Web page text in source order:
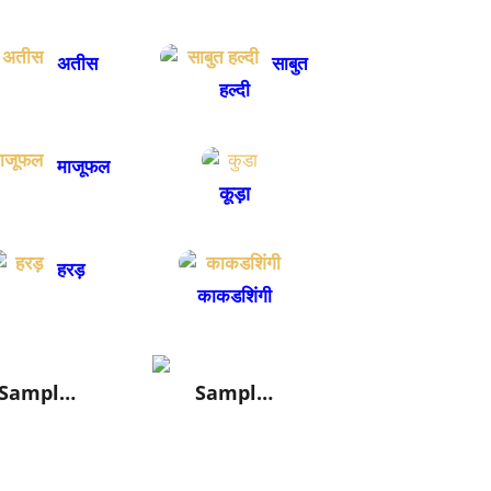
अतीस
साबुत
हल्दी
माजूफल
कूड़ा
हरड़
काकडशिंगी
Sampl…